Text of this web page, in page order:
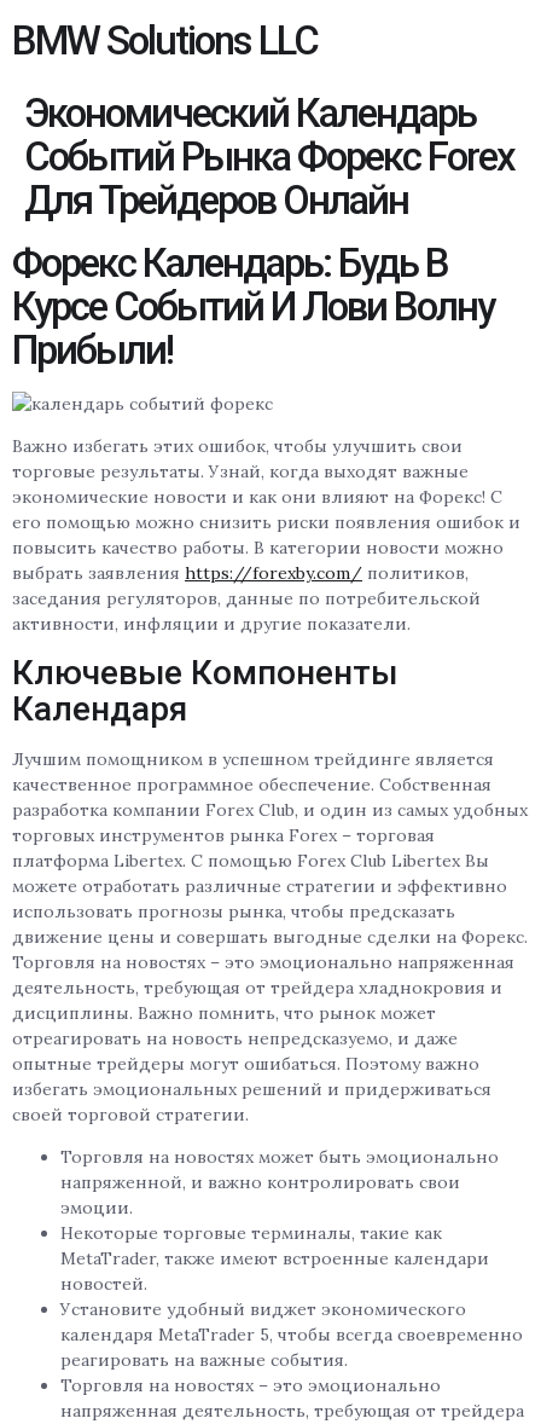
BMW Solutions LLC
Экономический Календарь
Событий Рынка Форекс Forex
Для Трейдеров Онлайн
Форекс Календарь: Будь В
Курсе Событий И Лови Волну
Прибыли!
Важно избегать этих ошибок, чтобы улучшить свои
торговые результаты. Узнай, когда выходят важные
экономические новости и как они влияют на Форекс! С
его помощью можно снизить риски появления ошибок и
повысить качество работы. В категории новости можно
выбрать заявления https://forexby.com/ политиков,
заседания регуляторов, данные по потребительской
активности, инфляции и другие показатели.
Ключевые Компоненты
Календаря
Лучшим помощником в успешном трейдинге является
качественное программное обеспечение. Собственная
разработка компании Forex Club, и один из самых удобных
торговых инструментов рынка Forex – торговая
платформа Libertex. С помощью Forex Club Libertex Вы
можете отработать различные стратегии и эффективно
использовать прогнозы рынка, чтобы предсказать
движение цены и совершать выгодные сделки на Форекс.
Торговля на новостях – это эмоционально напряженная
деятельность, требующая от трейдера хладнокровия и
дисциплины. Важно помнить, что рынок может
отреагировать на новость непредсказуемо, и даже
опытные трейдеры могут ошибаться. Поэтому важно
избегать эмоциональных решений и придерживаться
своей торговой стратегии.
Торговля на новостях может быть эмоционально
напряженной, и важно контролировать свои
эмоции.
Некоторые торговые терминалы, такие как
MetaTrader, также имеют встроенные календари
новостей.
Установите удобный виджет экономического
календаря MetaTrader 5, чтобы всегда своевременно
реагировать на важные события.
Торговля на новостях – это эмоционально
напряженная деятельность, требующая от трейдера